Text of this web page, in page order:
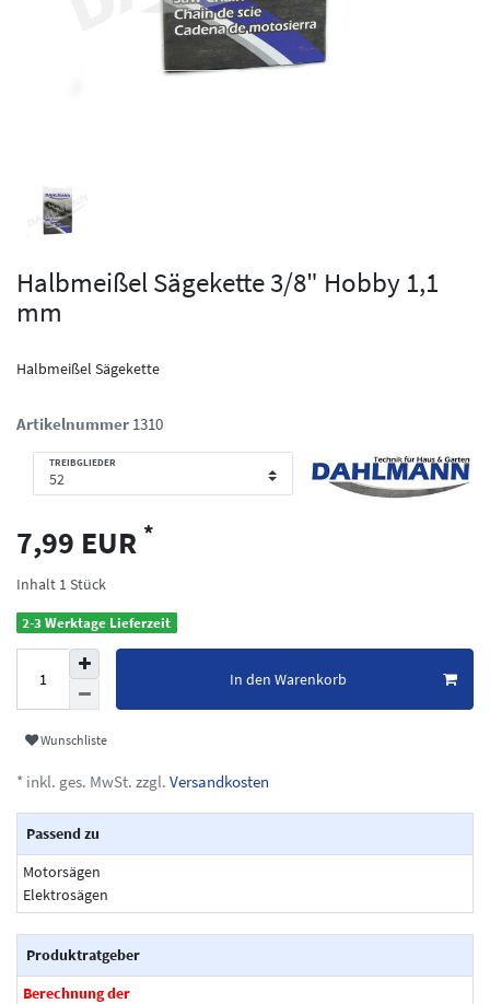
Halbmeißel Sägekette 3/8" Hobby 1,1
mm
Halbmeißel Sägekette
Artikelnummer 1310
TREIBGLIEDER
7,99 EUR *
Inhalt 1Stück
2-3 Werktage Lieferzeit
In den Warenkorb
Wunschliste
* inkl. ges. MwSt. zzgl. Versandkosten
Passend zu
Motorsägen
Elektrosägen
Produktratgeber
Berechnung der